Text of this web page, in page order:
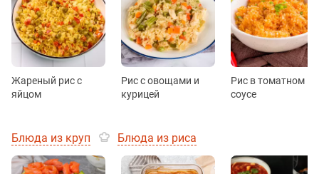
Жареный рис с
яйцом
Рис с овощами и
курицей
Рис в томатном
соусе
Блюда из круп Блюда из риса